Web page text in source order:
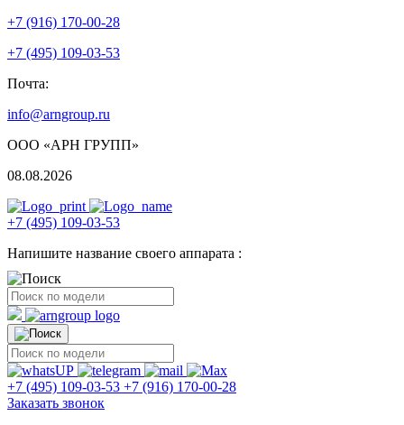
+7 (916) 170-00-28
+7 (495) 109-03-53
Почта:
info@arngroup.ru
ООО «АРН ГРУПП»
08.08.2026
+7 (495) 109-03-53
Напишите название своего аппарата :
+7 (495) 109-03-53 +7 (916) 170-00-28
Заказать звонок